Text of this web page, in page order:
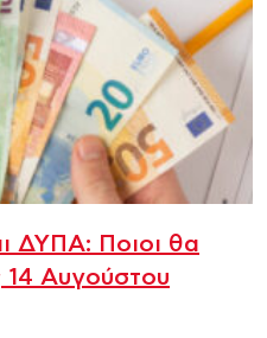
ΔΥΠΑ: Ποιοι θα
14 Αυγούστου